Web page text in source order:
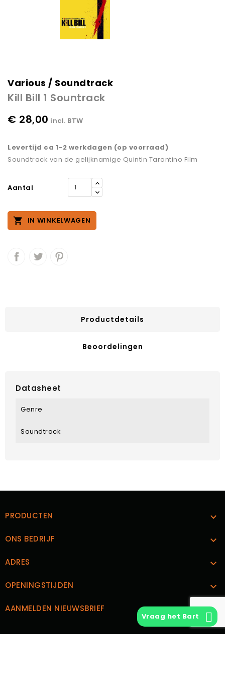
Various / Soundtrack
Kill Bill 1 Sountrack
€ 28,00 incl. BTW
Levertijd ca 1-2 werkdagen (op voorraad)
Soundtrack van de gelijknamige Quintin Tarantino Film
Aantal
 IN WINKELWAGEN
Productdetails
Beoordelingen
Datasheet
Genre
Soundtrack
PRODUCTEN 
ONS BEDRIJF 
ADRES 
OPENINGSTIJDEN 
AANMELDEN NIEUWSBRIEF 
Vraag het Bart